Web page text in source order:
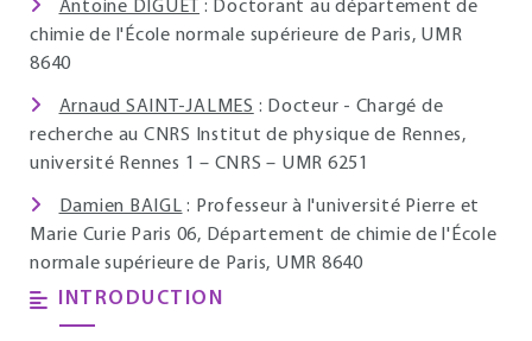
Antoine DIGUET
: Doctorant au département de
chimie de l'École normale supérieure de Paris, UMR
8640
Arnaud SAINT-JALMES : Docteur - Chargé de
recherche au CNRS Institut de physique de Rennes,
université Rennes 1 – CNRS – UMR 6251
Damien BAIGL : Professeur à l'université Pierre et
Marie Curie Paris 06, Département de chimie de l'École
normale supérieure de Paris, UMR 8640
INTRODUCTION